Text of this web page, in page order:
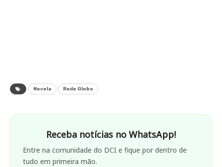
Novela Rede Globo
Receba notícias no WhatsApp!
Entre na comunidade do DCI e fique por dentro de
tudo em primeira mão.